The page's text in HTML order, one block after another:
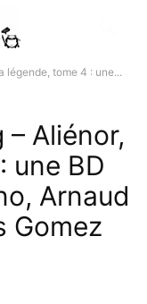
légende, tome 4 : une...
– Aliénor,
une BD
Arnaud
Gomez